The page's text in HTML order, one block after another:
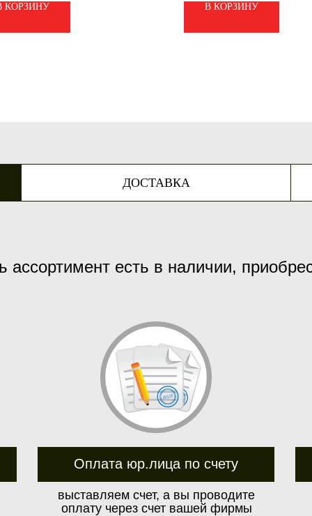
КОРЗИНУ В КОРЗИНУ
ДОСТАВКА
ассортимент есть в наличии,
Оплата юр.лица по счету
выставляем счет, а вы проводите
оплату через счет вашей фирмы